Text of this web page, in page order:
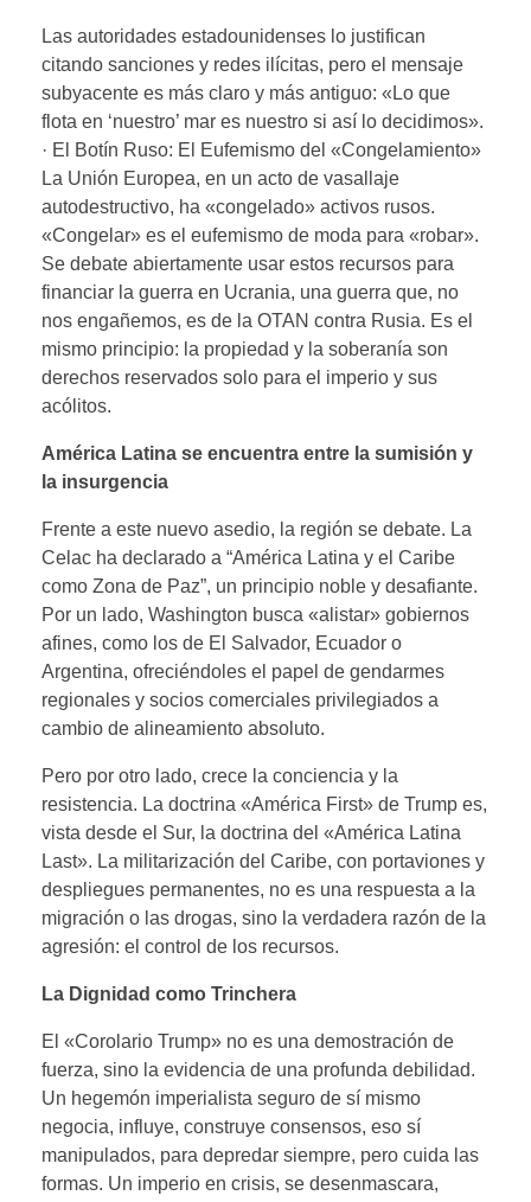
Las autoridades estadounidenses lo justifican
citando sanciones y redes ilícitas, pero el mensaje
subyacente es más claro y más antiguo: «Lo que
flota en ‘nuestro’ mar es nuestro si así lo decidimos».
· El Botín Ruso: El Eufemismo del «Congelamiento»
La Unión Europea, en un acto de vasallaje
autodestructivo, ha «congelado» activos rusos.
«Congelar» es el eufemismo de moda para «robar».
Se debate abiertamente usar estos recursos para
financiar la guerra en Ucrania, una guerra que, no
nos engañemos, es de la OTAN contra Rusia. Es el
mismo principio: la propiedad y la soberanía son
derechos reservados solo para el imperio y sus
acólitos.
América Latina se encuentra entre la sumisión y
la insurgencia
Frente a este nuevo asedio, la región se debate. La
Celac ha declarado a “América Latina y el Caribe
como Zona de Paz”, un principio noble y desafiante.
Por un lado, Washington busca «alistar» gobiernos
afines, como los de El Salvador, Ecuador o
Argentina, ofreciéndoles el papel de gendarmes
regionales y socios comerciales privilegiados a
cambio de alineamiento absoluto.
Pero por otro lado, crece la conciencia y la
resistencia. La doctrina «América First» de Trump es,
vista desde el Sur, la doctrina del «América Latina
Last». La militarización del Caribe, con portaviones y
despliegues permanentes, no es una respuesta a la
migración o las drogas, sino la verdadera razón de la
agresión: el control de los recursos.
La Dignidad como Trinchera
El «Corolario Trump» no es una demostración de
fuerza, sino la evidencia de una profunda debilidad.
Un hegemón imperialista seguro de sí mismo
negocia, influye, construye consensos, eso sí
manipulados, para depredar siempre, pero cuida las
formas. Un imperio en crisis, se desenmascara,